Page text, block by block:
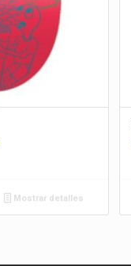
Mostrar detalles